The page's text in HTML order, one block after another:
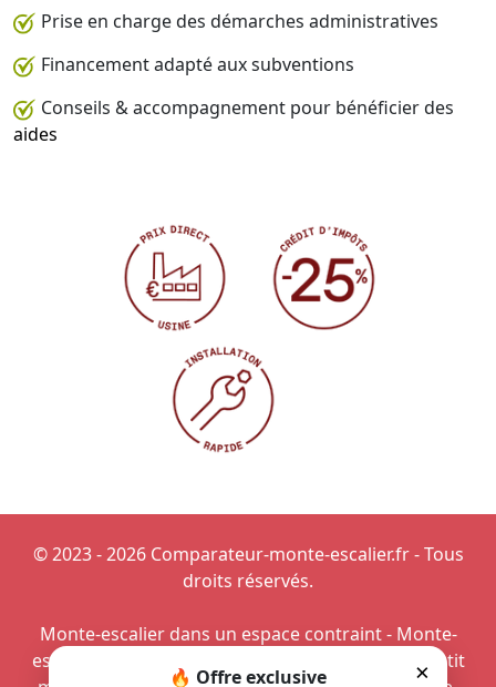
Prise en charge des démarches administratives
Financement adapté aux subventions
Conseils & accompagnement pour bénéficier des
aides
×
🔥 Offre exclusive
© 2023 - 2026 Comparateur-monte-escalier.fr - Tous
droits réservés.
Monte-escalier dans un espace contraint - Monte-
escalier pour personne en surpoids
Projet de petit